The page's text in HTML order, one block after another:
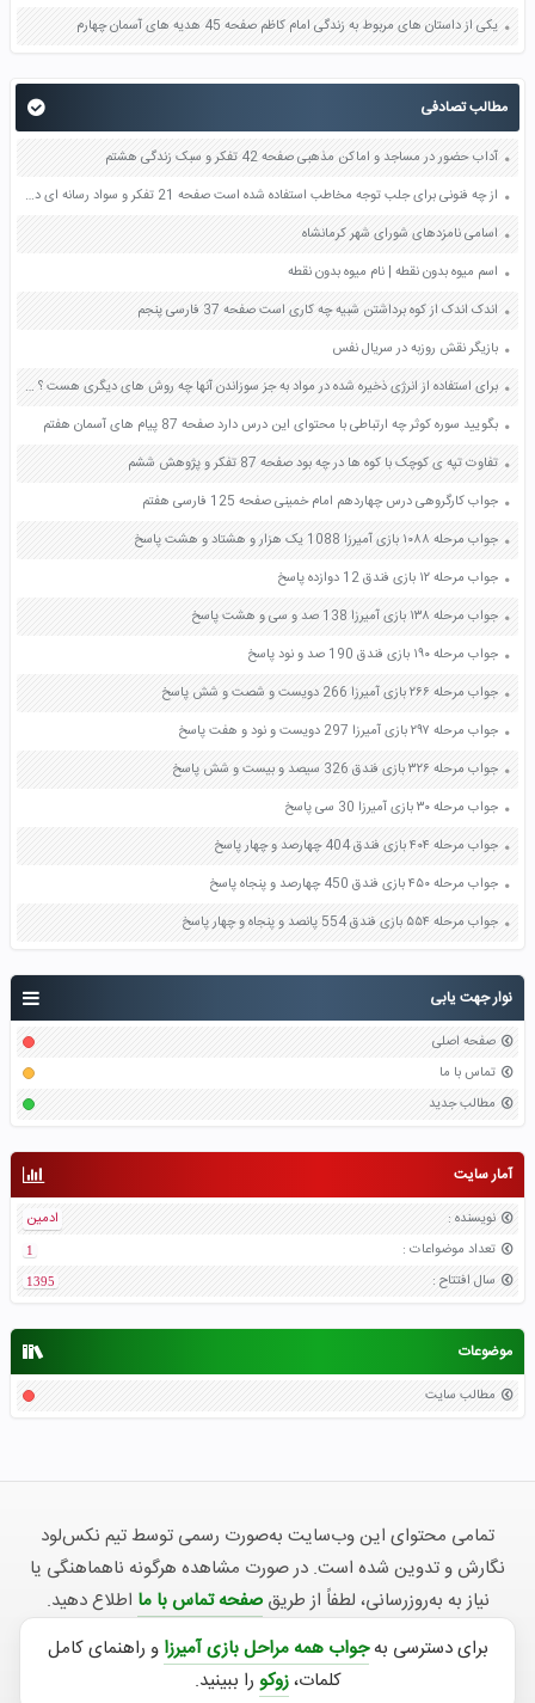
نوار جهت یابی
صفحه اصلی
تماس با ما
مطالب جدید
آمار سایت
نویسنده :
ادمین
تعداد موضواعات :
1
سال افتتاح :
1395
موضوعات
مطالب سایت
یکی از داستان های مربوط به زندگی امام کاظم صفحه 45 هدیه های آسمان چهارم
مطالب تصادفی
آداب حضور در مساجد و اماکن مذهبی صفحه 42 تفکر و سبک زندگی هشتم
از چه فنونی برای جلب توجه مخاطب استفاده شده است صفحه 21 تفکر و سواد رسانه ای دهم
اسامی نامزدهای شورای شهر کرمانشاه
اسم میوه بدون نقطه | نام میوه بدون نقطه
اندک اندک از کوه برداشتن شبیه چه کاری است صفحه 37 فارسی پنجم
بازیگر نقش روزبه در سریال نفس
برای استفاده از انرژی ذخیره شده در مواد به جز سوزاندن آنها چه روش های دیگری هست ؟ صفحه 19 علوم هشتم
بگویید سوره کوثر چه ارتباطی با محتوای این درس دارد صفحه 87 پیام های آسمان هفتم
تفاوت تپه ی کوچک با کوه ها در چه بود صفحه 87 تفکر و پژوهش ششم
جواب کارگروهی درس چهاردهم امام خمینی صفحه 125 فارسی هفتم
جواب مرحله ۱۰۸۸ بازی آمیرزا 1088 یک هزار و هشتاد و هشت پاسخ
جواب مرحله ۱۲ بازی فندق 12 دوازده پاسخ
جواب مرحله ۱۳۸ بازی آمیرزا 138 صد و سی و هشت پاسخ
جواب مرحله ۱۹۰ بازی فندق 190 صد و نود پاسخ
جواب مرحله ۲۶۶ بازی آمیرزا 266 دویست و شصت و شش پاسخ
جواب مرحله ۲۹۷ بازی آمیرزا 297 دویست و نود و هفت پاسخ
جواب مرحله ۳۲۶ بازی فندق 326 سیصد و بیست و شش پاسخ
جواب مرحله ۳۰ بازی آمیرزا 30 سی پاسخ
جواب مرحله ۴۰۴ بازی فندق 404 چهارصد و چهار پاسخ
جواب مرحله ۴۵۰ بازی فندق 450 چهارصد و پنجاه پاسخ
جواب مرحله ۵۵۴ بازی فندق 554 پانصد و پنجاه و چهار پاسخ
تمامی محتوای این وب‌سایت به‌صورت رسمی توسط تیم نکس‌لود
نگارش و تدوین شده است. در صورت مشاهده هرگونه ناهماهنگی یا
نیاز به به‌روزرسانی، لطفاً از طریقصفحه تماس با ما اطلاع دهید.
برای دسترسی به جواب همه مراحل بازی آمیرزا و راهنمای کامل
کلمات،زوکو را ببینید.